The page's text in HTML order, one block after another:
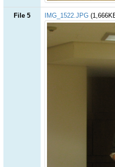
File 5 IMG_1522.JPG